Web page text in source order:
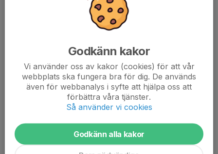
Härmed inbjudes alla medlemmar i Lindlövens IF till föreningens
årsmöte.
Årsmötet kommer att genomföras i Lindehovs cafeteria med
Varmt välkomna!
Styrelsen Lindlövens IF
Godkänn kakor
Vi använder oss av kakor (cookies) för att vår
webbplats ska fungera bra för dig. De används
även för webbanalys i syfte att hjälpa oss att
förbättra våra tjänster.
Så använder vi cookies
Godkänn alla kakor